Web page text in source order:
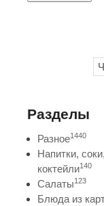
Разделы
Разное1440
Напитки,
коктейли140
Салаты123
Блюда из